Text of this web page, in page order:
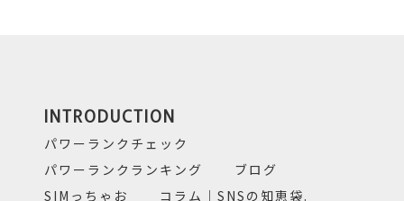
INTRODUCTION
パワーランクチェック
パワーランクランキング
ブログ
SIMっちゃお
コラム｜SNSの知恵袋.